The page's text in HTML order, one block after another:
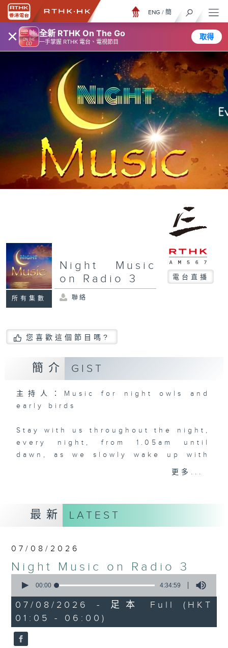
× 全新 RTHK On The Go
一手掌握 RTHK 電台、電視節目
取得
ENG / 簡
所有集數
Night Music
on Radio 3
電台直播
聯絡
您喜歡這個節目嗎?
簡介 GIST
主持人：Music for night owls and
early birds
Stay with us throughout the night,
every night, from 1.05am until
dawn, as we slowly wake up with
you. Enjoy the non-stop mellow
and soft rock hits, which gently
grow in pace, moving you towards
the 2000s and a perfect morning
Seven days a week from 1.05am...
更多...
最新 LATEST
07/08/2026
Night Music on Radio 3
seconds
4
hours,
34
minutes,
59
seconds
00:00 4:34:59
07/08/2026 - 足本 Full (HKT
01:05 - 06:00)